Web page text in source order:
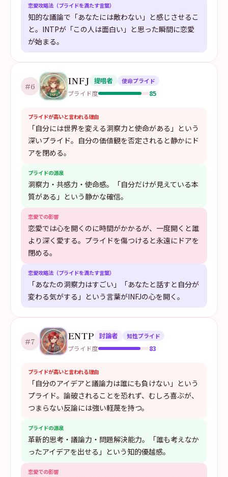
恋愛攻略法（プライドを満たす言葉）
知的な議論で「あなたには敵わない」と感じさせるこ
と。INTPが「この人は面白い」と思った瞬間に恋愛
が始まる。
#6 INFJ 提唱者
使命プライド
プライド度
85
プライドが高いと言われる理由
「自分には世界を変える洞察力と使命がある」という
深いプライド。自分の価値観を否定されると静かにド
アを閉める。
プライドの源泉
洞察力・共感力・使命感。「自分だけが見えている本
質がある」という静かな確信。
恋愛での影響
恋愛では心を開くのに時間がかかるが、一度開くと誰
より深く愛する。プライドを傷つけると永遠にドアを
閉める。
恋愛攻略法（プライドを満たす言葉）
「あなたの洞察力はすごい」「あなたと話すと自分が
変わる気がする」という言葉がINFJの心を開く。
#7 ENTP 討論者
知性プライド
プライド度
83
プライドが高いと言われる理由
「自分のアイデアと議論力は誰にも負けない」という
プライド。論破されることを恐れず、むしろ喜ぶが、
つまらない反論には強い軽蔑を持つ。
プライドの源泉
革新的思考・議論力・問題解決能力。「誰も考えなか
ったアイデアを出せる」という知的優越感。
恋愛での影響